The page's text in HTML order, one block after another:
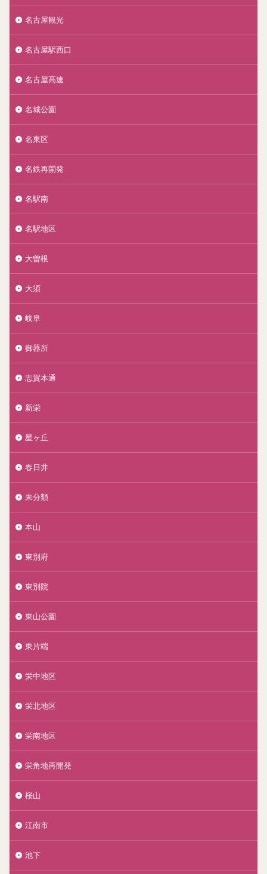
名古屋観光
名古屋駅西口
名古屋高速
名城公園
名東区
名鉄再開発
名駅南
名駅地区
大曽根
大須
岐阜
御器所
志賀本通
新栄
星ヶ丘
春日井
未分類
本山
東別府
東別院
東山公園
東片端
栄中地区
栄北地区
栄南地区
栄角地再開発
桜山
江南市
池下